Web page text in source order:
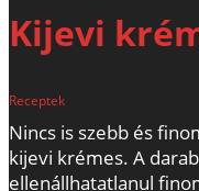
Kijevi
Receptek
Nincs is szebb és
kijevi krémes. A
ellenállhatatlanul